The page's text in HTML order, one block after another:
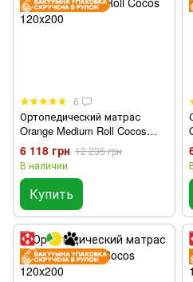
6
Ортопедический матрас
Orange Medium Roll Cocos
120x200
6 118 грн 12 235 грн
В наличии
Купить